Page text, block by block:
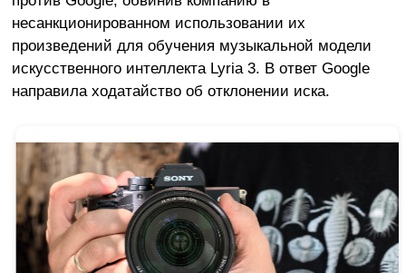
несанкционированном использовании их
произведений для обучения музыкальной модели
искусственного интеллекта Lyria 3. В ответ Google
направила ходатайство об отклонении иска.